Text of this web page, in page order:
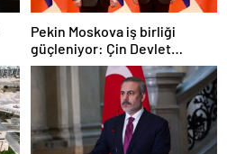
Pekin Moskova iş birliği
güçleniyor: Çin Devlet
Başkanı Zafer Günü için
Rusya’da olacak